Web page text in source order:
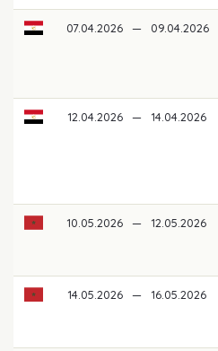
07.04.2026 — 09.04.2026
12.04.2026 — 14.04.2026
10.05.2026 — 12.05.2026
14.05.2026 — 16.05.2026